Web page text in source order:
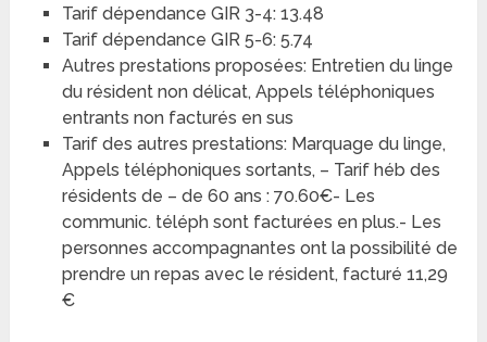
Tarif dépendance GIR 3-4: 13.48
Tarif dépendance GIR 5-6: 5.74
Autres prestations proposées: Entretien du linge
du résident non délicat, Appels téléphoniques
entrants non facturés en sus
Tarif des autres prestations: Marquage du linge,
Appels téléphoniques sortants, – Tarif héb des
résidents de – de 60 ans : 70.60€- Les
communic. téléph sont facturées en plus.- Les
personnes accompagnantes ont la possibilité de
prendre un repas avec le résident, facturé 11,29
€